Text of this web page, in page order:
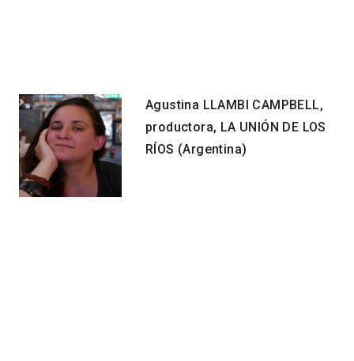
Agustina LLAMBI CAMPBELL,
productora, LA UNIÓN DE LOS
RÍOS (Argentina)